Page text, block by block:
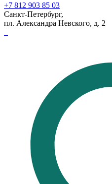
+7 812 903 85 03
Санкт-Петербург,
пл. Александра Невского, д. 2